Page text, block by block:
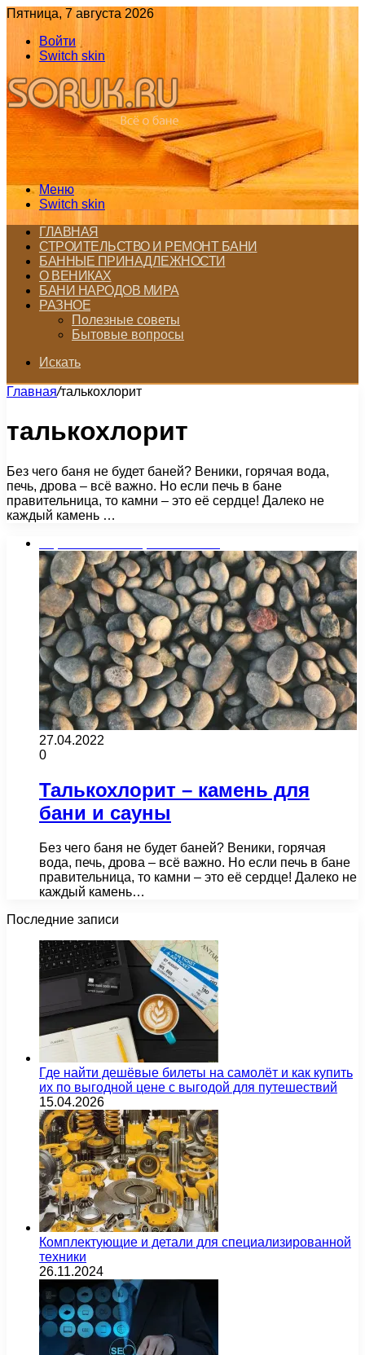
Пятница, 7 августа 2026
Войти
Switch skin
Меню
Switch skin
ГЛАВНАЯ
СТРОИТЕЛЬСТВО И РЕМОНТ БАНИ
БАННЫЕ ПРИНАДЛЕЖНОСТИ
О ВЕНИКАХ
БАНИ НАРОДОВ МИРА
РАЗНОЕ
Полезные советы
Бытовые вопросы
Искать
Главная/талькохлорит
талькохлорит
Без чего баня не будет баней? Веники, горячая вода,
печь, дрова – всё важно. Но если печь в бане
правительница, то камни – это её сердце! Далеко не
каждый камень …
27.04.2022
0
Талькохлорит – камень для
бани и сауны
Без чего баня не будет баней? Веники, горячая
вода, печь, дрова – всё важно. Но если печь в бане
правительница, то камни – это её сердце! Далеко не
каждый камень…
Последние записи
Где найти дешёвые билеты на самолёт и как купить
их по выгодной цене с выгодой для путешествий
15.04.2026
Комплектующие и детали для специализированной
техники
26.11.2024